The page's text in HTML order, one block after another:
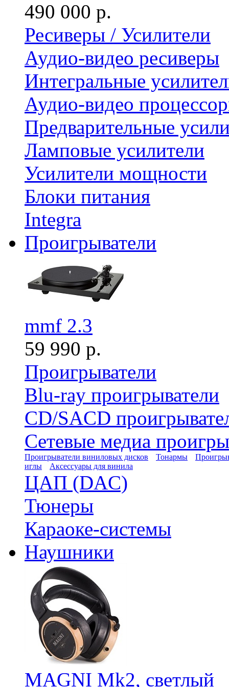
490 000 р.
Ресиверы / Усилители
Аудио-видео ресиверы
Интегральные
Аудио-видео
Предварительные
Ламповые усилители
Усилители мощности
Блоки питания
Integra
Проигрыватели
mmf 2.3
59 990 р.
Проигрыватели
Blu-ray проигрыватели
CD/SACD
Сетевые медиа
Проигрыватели виниловых дисков Тонармы
иглы
Аксессуары для винила
ЦАП (DAC)
Тюнеры
Караоке-системы
Наушники
MAGNI Mk2, светлый